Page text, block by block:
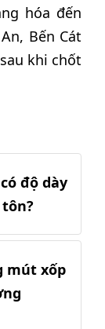
hóa đến
Bến Cát
khi chốt
độ dày
mút xốp